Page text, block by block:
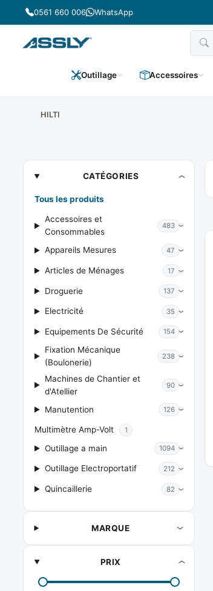
Passer
au
contenu
0561 660 006 WhatsApp
Outillage Accessoires
HILTI
HILTI CATÉGORIES
Tous les produits
Accessoires et
Consommables
483
Appareils Mesures 47
Articles de Ménages 17
Droguerie 137
Electricité 35
Equipements De Sécurité 154
Fixation Mécanique
(Boulonerie)
238
Machines de Chantier et
d'Atellier
90
Manutention 126
Multimètre Amp-Volt 1
Outillage a main 1094
Outillage Electroportatif 212
Quincaillerie 82
MARQUE
PRIX